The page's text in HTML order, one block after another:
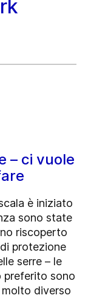
– ci vuole
è iniziato
sono state
riscoperto
protezione
serre – le
preferito sono
diverso